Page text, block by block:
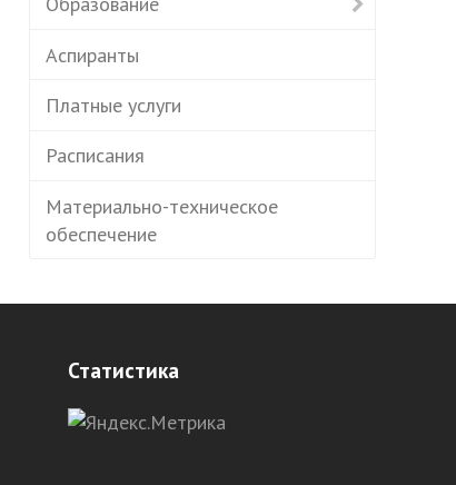
Аспиранты
Платные услуги
Расписания
Материально-техническое
обеспечение
Статистика